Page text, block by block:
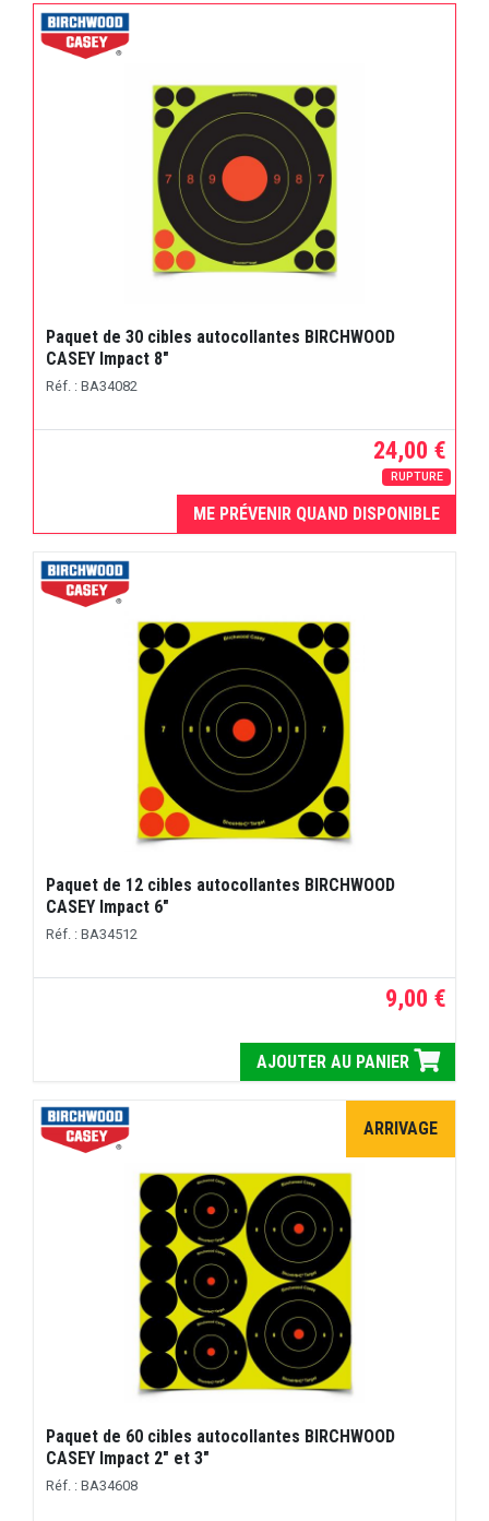
Paquet de 30 cibles autocollantes BIRCHWOOD
CASEY Impact 8"
Réf. : BA34082
24,00 €
RUPTURE
ME PRÉVENIR QUAND DISPONIBLE
Paquet de 12 cibles autocollantes BIRCHWOOD
CASEY Impact 6"
Réf. : BA34512
9,00 €
AJOUTER AU PANIER
ARRIVAGE
Paquet de 60 cibles autocollantes BIRCHWOOD
CASEY Impact 2" et 3"
Réf. : BA34608